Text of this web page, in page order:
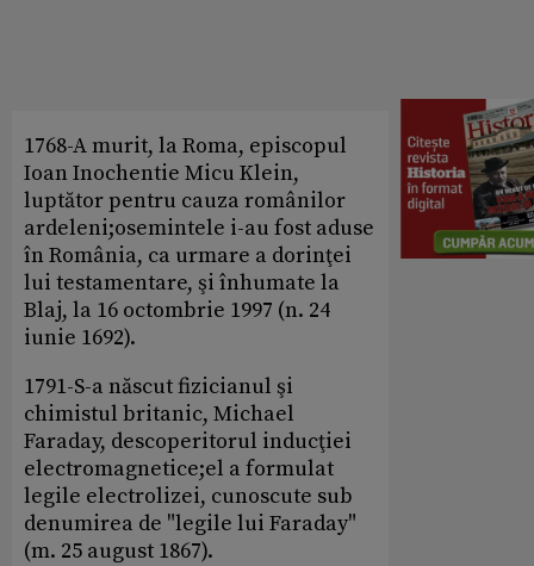
1768-A murit, la Roma, episcopul
Ioan Inochentie Micu Klein,
luptător pentru cauza românilor
ardeleni;osemintele i-au fost aduse
în România, ca urmare a dorinţei
lui testamentare, şi înhumate la
Blaj, la 16 octombrie 1997 (n. 24
iunie 1692).
1791-S-a născut fizicianul şi
chimistul britanic, Michael
Faraday, descoperitorul inducţiei
electromagnetice;el a formulat
legile electrolizei, cunoscute sub
denumirea de "legile lui Faraday"
(m. 25 august 1867).